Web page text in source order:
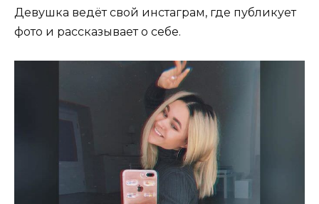
Девушка ведёт свой инстаграм, где публикует
фото и рассказывает о себе.